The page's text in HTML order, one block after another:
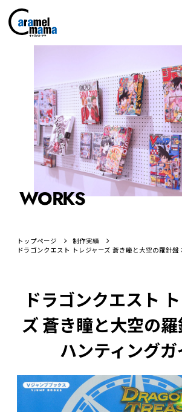
WORKS
トップページ
制作実績
ドラゴンクエスト トレジャーズ 蒼き瞳と大空の羅針
ドラゴンクエスト
ズ 蒼き瞳と大空の
ハンティングガ